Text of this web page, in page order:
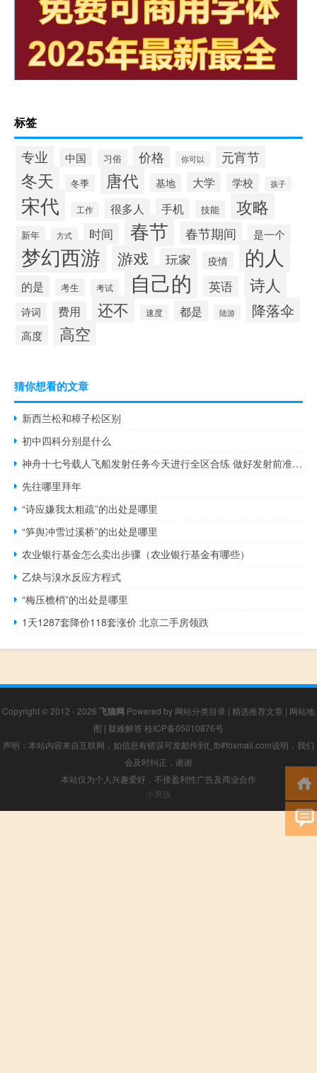
标签
专业 中国 习俗 价格 你可以 元宵节
冬天 冬季 唐代 基地 大学 学校 孩子
宋代 工作 很多人 手机 技能 攻略
新年 方式 时间 春节 春节期间 是一个
梦幻西游 游戏 玩家 疫情 的人
的是 考生 考试 自己的 英语 诗人
诗词 费用 还不 速度 都是 陆游 降落伞
高度 高空
猜你想看的文章
新西兰松和樟子松区别
初中四科分别是什么
神舟十七号载人飞船发射任务今天进行全区合练 做好发射前准备工作
先往哪里拜年
“诗应嫌我太粗疏”的出处是哪里
“笋舆冲雪过溪桥”的出处是哪里
农业银行基金怎么卖出步骤（农业银行基金有哪些）
乙炔与溴水反应方程式
“梅压檐梢”的出处是哪里
1天1287套降价118套涨价 北京二手房领跌
Copyright © 2012 - 2026 飞猫网 Powered by 网站分类目录 | 精选推荐文章 | 网站地
图 | 疑难解答 桂ICP备05010876号
声明：本站内容来自互联网，如信息有错误可发邮件到f_fb#foxmail.com说明，我们
会及时纠正，谢谢
本站仅为个人兴趣爱好，不接盈利性广告及商业合作
小男孩